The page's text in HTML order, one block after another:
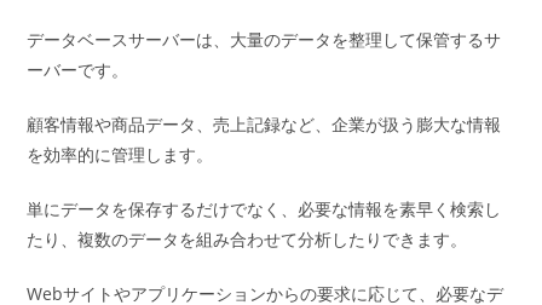
データベースサーバーは、大量のデータを整理して保管するサ
ーバーです。
顧客情報や商品データ、売上記録など、企業が扱う膨大な情報
を効率的に管理します。
単にデータを保存するだけでなく、必要な情報を素早く検索し
たり、複数のデータを組み合わせて分析したりできます。
Webサイトやアプリケーションからの要求に応じて、必要なデ